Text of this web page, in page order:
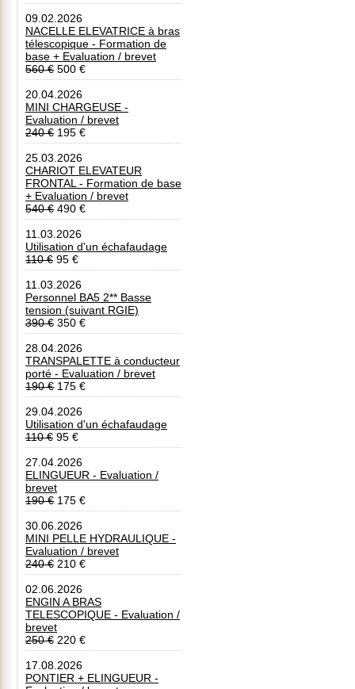
09.02.2026
NACELLE ELEVATRICE à bras
télescopique - Formation de
base + Evaluation / brevet
560 € 500 €
20.04.2026
MINI CHARGEUSE -
Evaluation / brevet
240 € 195 €
25.03.2026
CHARIOT ELEVATEUR
FRONTAL - Formation de base
+ Evaluation / brevet
540 € 490 €
11.03.2026
Utilisation d'un échafaudage
110 € 95 €
11.03.2026
Personnel BA5 2** Basse
tension (suivant RGIE)
390 € 350 €
28.04.2026
TRANSPALETTE à conducteur
porté - Evaluation / brevet
190 € 175 €
29.04.2026
Utilisation d'un échafaudage
110 € 95 €
27.04.2026
ELINGUEUR - Evaluation /
brevet
190 € 175 €
30.06.2026
MINI PELLE HYDRAULIQUE -
Evaluation / brevet
240 € 210 €
02.06.2026
ENGIN A BRAS
TELESCOPIQUE - Evaluation /
brevet
250 € 220 €
17.08.2026
PONTIER + ELINGUEUR -